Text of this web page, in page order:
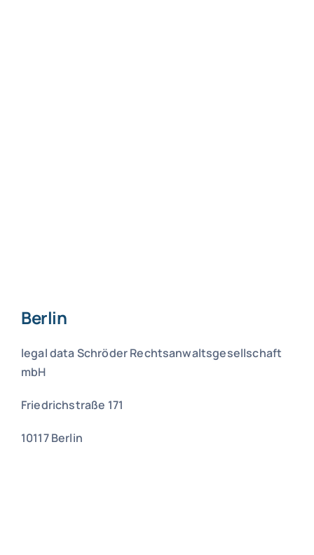
Berlin
legal data Schröder Rechtsanwaltsgesellschaft
mbH
Friedrichstraße 171
10117 Berlin